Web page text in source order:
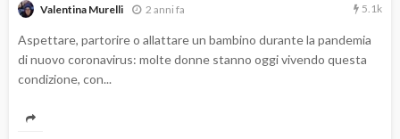
Valentina Murelli 2 anni fa 5.1k
Aspettare, partorire o allattare un bambino durante la pandemia
di nuovo coronavirus: molte donne stanno oggi vivendo questa
condizione, con...